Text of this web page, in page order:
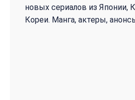
новых сериалов из Японии,
Кореи. Манга, актеры,